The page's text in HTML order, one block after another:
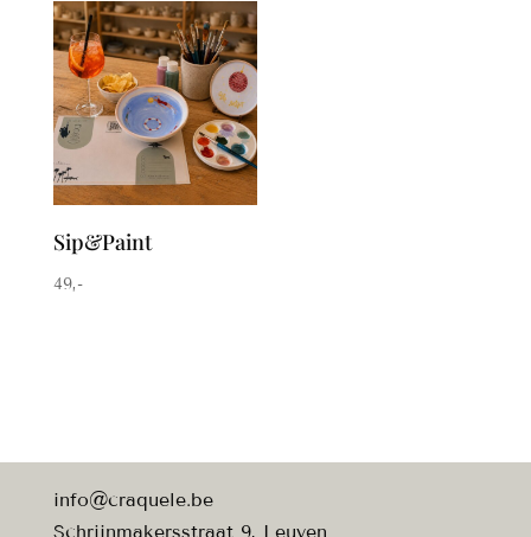
Sip&Paint
49,-
info@craquele.be
Schrijnmakersstraat 9, Leuven